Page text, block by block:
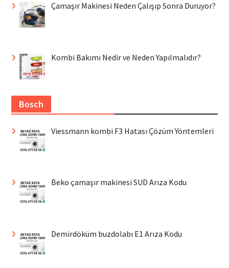
Çamaşır Makinesi Neden Çalışıp Sonra Duruyor?
Kombi Bakımı Nedir ve Neden Yapılmalıdır?
Bosch
Viessmann kombi F3 Hatası Çözüm Yöntemleri
Beko çamaşır makinesi SUD Arıza Kodu
Demirdöküm buzdolabı E1 Arıza Kodu